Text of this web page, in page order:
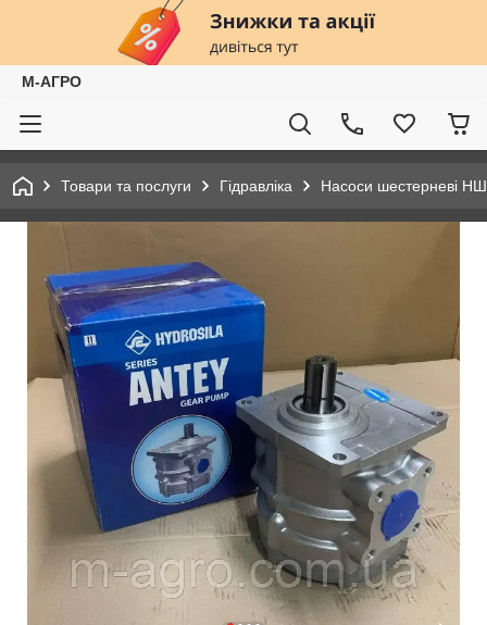
М-АГРО
Товари та послуги Гідравліка Насоси шестерневі НШ